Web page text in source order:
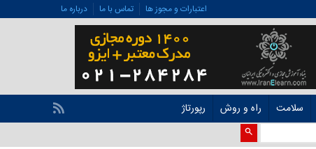
اعتبارات و مجوز ها تماس با ما درباره ما
سلامت راه و روش رپورتاژ